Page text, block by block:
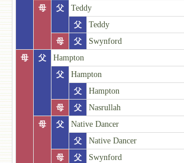
母
父
Teddy
父
Teddy
母
父
Swynford
母
父
Hampton
父
Hampton
父
Hampton
母
父
Nasrullah
母
父
Native Dancer
父
Native Dancer
母
父 Swynford